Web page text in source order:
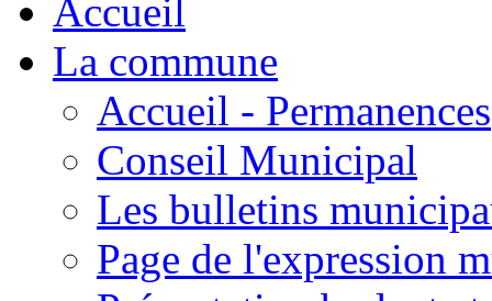
Accueil
La commune
Accueil - Permanences
Conseil Municipal
Les bulletins
Page de l'expression